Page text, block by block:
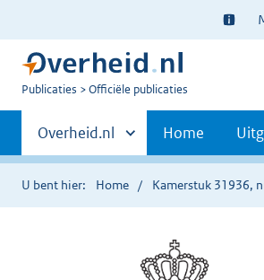
Ter
U
Publicaties Officiële publicaties
Primaire
navigatie
Andere
sites
binnen
Overheid.nl Home
U bent hier: Home Kamerstuk 31936,